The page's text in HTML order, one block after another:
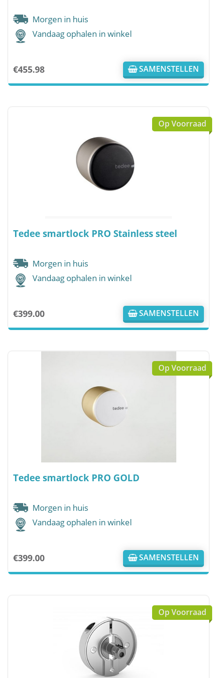
Morgen in huis
Vandaag ophalen in winkel
€455.98 SAMENSTELLEN
Op Voorraad
Tedee smartlock PRO Stainless steel
Morgen in huis
Vandaag ophalen in winkel
€399.00 SAMENSTELLEN
Op Voorraad
Tedee smartlock PRO GOLD
Morgen in huis
Vandaag ophalen in winkel
€399.00 SAMENSTELLEN
Op Voorraad